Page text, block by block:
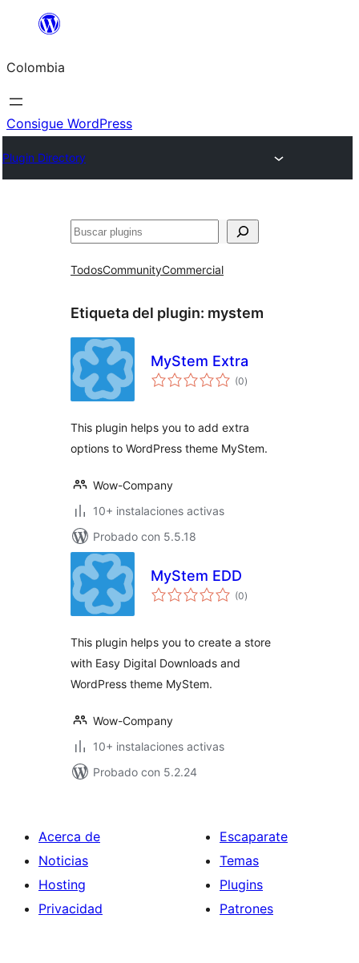
Saltar
contenido
Colombia
Consigue WordPress
Plugin Directory
Buscar
TodosCommunityCommercial
Etiqueta del plugin: mystem
MyStem Extra
(0total
de
)
This plugin helps you to add extra
options to WordPress theme MyStem.
Wow-Company
10+ instalaciones activas
Probado con 5.5.18
MyStem EDD
(0total
de
)
This plugin helps you to create a store
with Easy Digital Downloads and
WordPress theme MyStem.
Wow-Company
10+ instalaciones activas
Probado con 5.2.24
Acerca de
Noticias
Hosting
Privacidad
Escaparate
Temas
Plugins
Patrones